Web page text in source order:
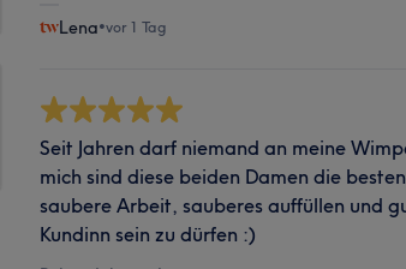
Lena•vor 1 Tag
Seit Jahren darf niemand an meine
mich sind diese beiden Damen die
saubere Arbeit, sauberes auffüllen und
Kundinn sein zu dürfen :)